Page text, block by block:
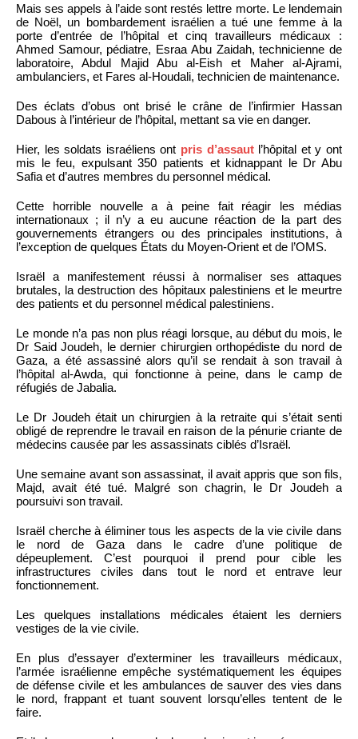
Mais ses appels à l’aide sont restés lettre morte. Le lendemain
de Noël, un bombardement israélien a tué une femme à la
porte d’entrée de l’hôpital et cinq travailleurs médicaux :
Ahmed Samour, pédiatre, Esraa Abu Zaidah, technicienne de
laboratoire, Abdul Majid Abu al-Eish et Maher al-Ajrami,
ambulanciers, et Fares al-Houdali, technicien de maintenance.
Des éclats d’obus ont brisé le crâne de l’infirmier Hassan
Dabous à l’intérieur de l’hôpital, mettant sa vie en danger.
Hier, les soldats israéliens ont pris d’assautl’hôpital et y ont
mis le feu, expulsant 350 patients et kidnappant le Dr Abu
Safia et d’autres membres du personnel médical.
Cette horrible nouvelle a à peine fait réagir les médias
internationaux ; il n’y a eu aucune réaction de la part des
gouvernements étrangers ou des principales institutions, à
l’exception de quelques États du Moyen-Orient et de l’OMS.
Israël a manifestement réussi à normaliser ses attaques
brutales, la destruction des hôpitaux palestiniens et le meurtre
des patients et du personnel médical palestiniens.
Le monde n’a pas non plus réagi lorsque, au début du mois, le
Dr Said Joudeh, le dernier chirurgien orthopédiste du nord de
Gaza, a été assassiné alors qu’il se rendait à son travail à
l’hôpital al-Awda, qui fonctionne à peine, dans le camp de
réfugiés de Jabalia.
Le Dr Joudeh était un chirurgien à la retraite qui s’était senti
obligé de reprendre le travail en raison de la pénurie criante de
médecins causée par les assassinats ciblés d’Israël.
Une semaine avant son assassinat, il avait appris que son fils,
Majd, avait été tué. Malgré son chagrin, le Dr Joudeh a
poursuivi son travail.
Israël cherche à éliminer tous les aspects de la vie civile dans
le nord de Gaza dans le cadre d’une politique de
dépeuplement. C’est pourquoi il prend pour cible les
infrastructures civiles dans tout le nord et entrave leur
fonctionnement.
Les quelques installations médicales étaient les derniers
vestiges de la vie civile.
En plus d’essayer d’exterminer les travailleurs médicaux,
l’armée israélienne empêche systématiquement les équipes
de défense civile et les ambulances de sauver des vies dans
le nord, frappant et tuant souvent lorsqu’elles tentent de le
faire.